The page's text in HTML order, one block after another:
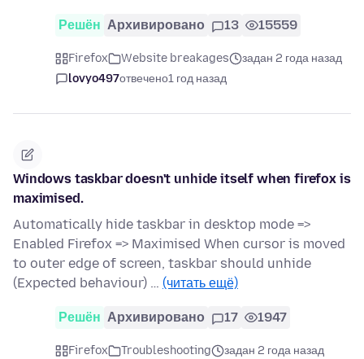
Решён Архивировано 13 15559
Firefox Website breakages
задан 2 года назад
lovyo497отвечено1 год назад
Windows taskbar doesn't unhide itself when firefox is
maximised.
Automatically hide taskbar in desktop mode =>
Enabled Firefox => Maximised When cursor is moved
to outer edge of screen, taskbar should unhide
(Expected behaviour) … (читать ещё)
Решён Архивировано 17 1947
Firefox Troubleshooting
задан 2 года назад